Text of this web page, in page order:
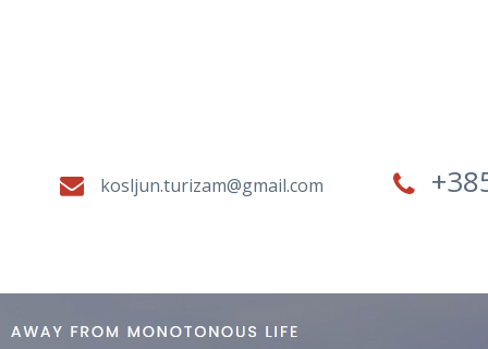
kosljun.turizam@gmail.com